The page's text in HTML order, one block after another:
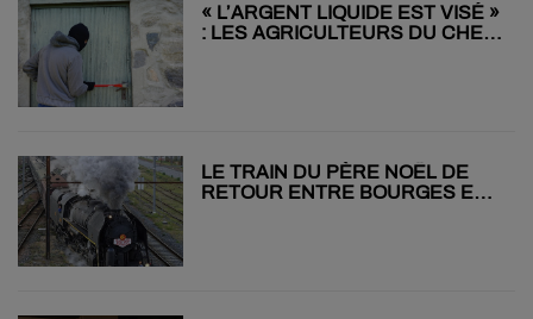
« L’ARGENT LIQUIDE EST VISÉ »
: LES AGRICULTEURS DU CHER
LE TRAIN DU PÈRE NOËL DE
RETOUR ENTRE BOURGES ET